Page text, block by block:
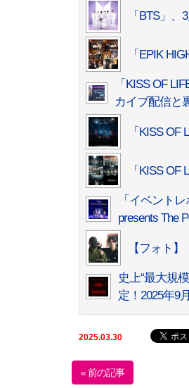
「BTS」
「EPIK
「KISS OF
カイブ配信と
「KISS
「KISS
「イベント
presents The
【フォト
史上“最大規
定！2025年9
2025.03.30
« 前の記事